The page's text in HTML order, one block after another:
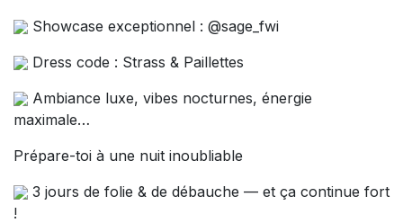
Showcase exceptionnel : @sage_fwi
Dress code : Strass & Paillettes
Ambiance luxe, vibes nocturnes, énergie
maximale…
Prépare-toi à une nuit inoubliable
3 jours de folie & de débauche — et ça continue fort
!